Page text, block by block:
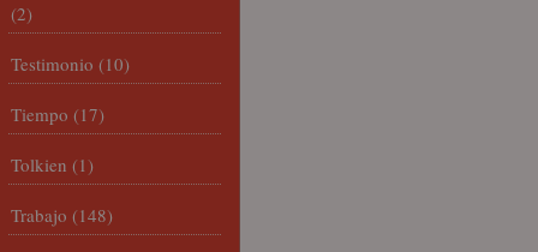
(2)
Testimonio (10)
Tiempo (17)
Tolkien (1)
Trabajo (148)